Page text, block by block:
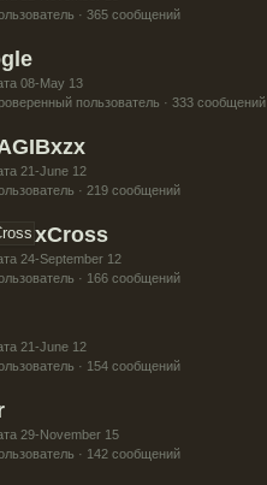
· 365 сообщений
08-May 13
пользователь · 333 сообщений
21-June 12
· 219 сообщений
xCross
24-September 12
· 166 сообщений
21-June 12
· 154 сообщений
29-November 15
· 142 сообщений